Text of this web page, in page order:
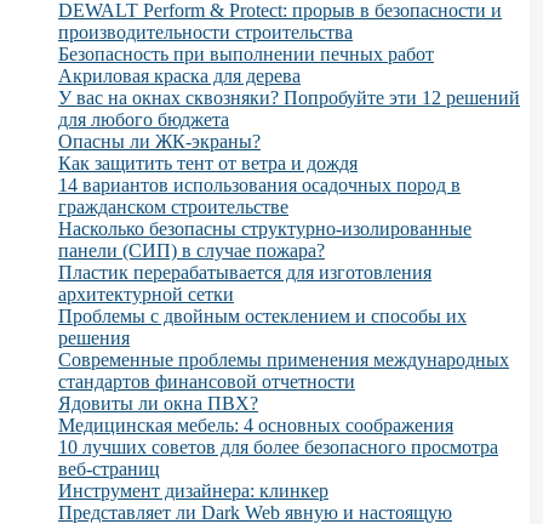
DEWALT Perform & Protect: прорыв в безопасности и
производительности строительства
Безопасность при выполнении печных работ
Акриловая краска для дерева
У вас на окнах сквозняки? Попробуйте эти 12 решений
для любого бюджета
Опасны ли ЖК-экраны?
Как защитить тент от ветра и дождя
14 вариантов использования осадочных пород в
гражданском строительстве
Насколько безопасны структурно-изолированные
панели (СИП) в случае пожара?
Пластик перерабатывается для изготовления
архитектурной сетки
Проблемы с двойным остеклением и способы их
решения
Современные проблемы применения международных
стандартов финансовой отчетности
Ядовиты ли окна ПВХ?
Медицинская мебель: 4 основных соображения
10 лучших советов для более безопасного просмотра
веб-страниц
Инструмент дизайнера: клинкер
Представляет ли Dark Web явную и настоящую